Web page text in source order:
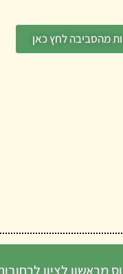
מהסביבה לחץ כאן
מראשון לציון